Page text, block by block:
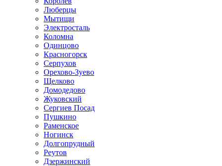
Люберцы
Мытищи
Электросталь
Коломна
Одинцово
Красногорск
Серпухов
Орехово-Зуево
Щелково
Домодедово
Жуковский
Сергиев Посад
Пушкино
Раменское
Ногинск
Долгопрудный
Реутов
Дзержинский